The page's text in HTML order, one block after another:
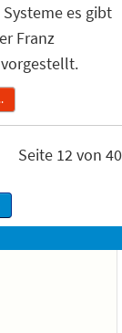
es gibt
Franz
Seite 12 von 40